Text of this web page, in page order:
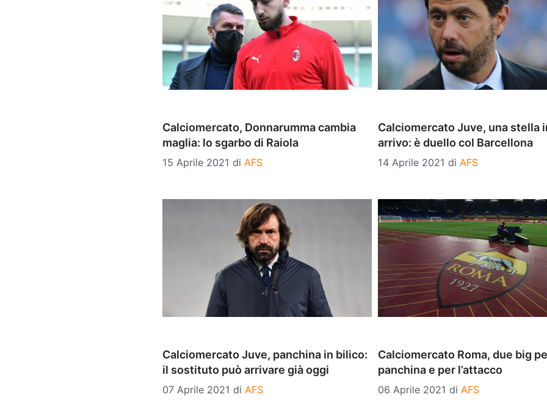
Calciomercato, Donnarumma cambia
maglia: lo sgarbo di Raiola
15 Aprile 2021 di AFS
Calciomercato Juve, una stella
arrivo: è duello col Barcellona
14 Aprile 2021 di AFS
Calciomercato Juve, panchina in bilico:
il sostituto può arrivare già oggi
07 Aprile 2021 di AFS
Calciomercato Roma, due big
panchina e per l’attacco
06 Aprile 2021 di AFS